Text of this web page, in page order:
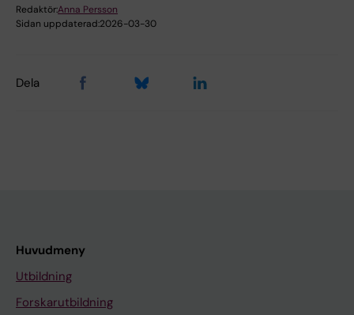
Redaktör:Anna Persson
Sidan uppdaterad:2026-03-30
Dela
Huvudmeny
Utbildning
Forskarutbildning